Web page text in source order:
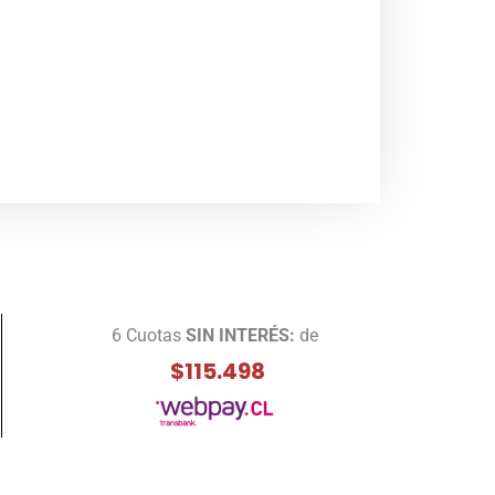
6 Cuotas SIN INTERÉS: de
$115.498